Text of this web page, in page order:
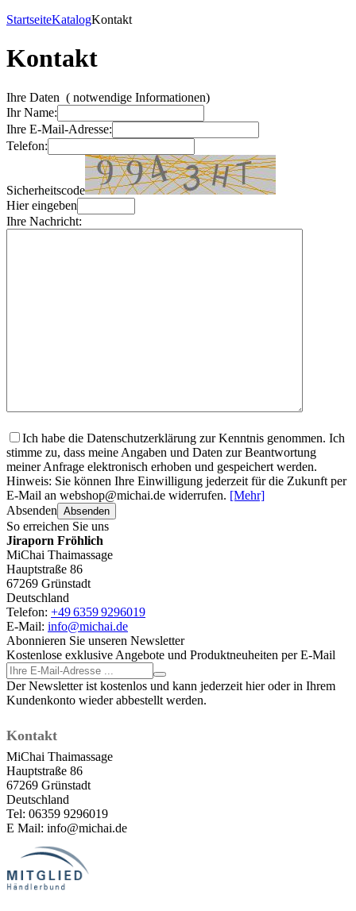
StartseiteKatalogKontakt
Kontakt
Ihre Daten ( notwendige Informationen)
Ihr Name:
Ihre E-Mail-Adresse:
Telefon:
Sicherheitscode
Hier eingeben
Ihre Nachricht:
Ich habe die Datenschutzerklärung zur Kenntnis genommen. Ich
stimme zu, dass meine Angaben und Daten zur Beantwortung
meiner Anfrage elektronisch erhoben und gespeichert werden.
Hinweis: Sie können Ihre Einwilligung jederzeit für die Zukunft per
E-Mail an webshop@michai.de widerrufen. [Mehr]
Absenden Absenden
So erreichen Sie uns
Jiraporn Fröhlich
MiChai Thaimassage
Hauptstraße 86
67269 Grünstadt
Deutschland
Telefon: +49 6359 9296019
E-Mail: info@michai.de
Abonnieren Sie unseren Newsletter
Kostenlose exklusive Angebote und Produktneuheiten per E-Mail
Der Newsletter ist kostenlos und kann jederzeit hier oder in Ihrem
Kundenkonto wieder abbestellt werden.
Kontakt
MiChai Thaimassage
Hauptstraße 86
67269 Grünstadt
Deutschland
Tel: 06359 9296019
E Mail: info@michai.de